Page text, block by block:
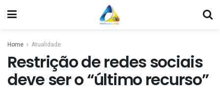
Home Atualidade
Restrição de redes sociais
deve ser o “último recurso”